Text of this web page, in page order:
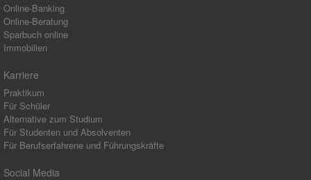
Online-Banking
Online-Beratung
Sparbuch online
Immobilien
Karriere
Praktikum
Für Schüler
Alternative zum Studium
Für Studenten und Absolventen
Für Berufserfahrene und Führungskräfte
Social Media